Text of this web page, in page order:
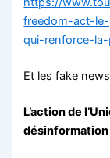
freedom-act-
qui-renforce-
Et les fake
L’action de